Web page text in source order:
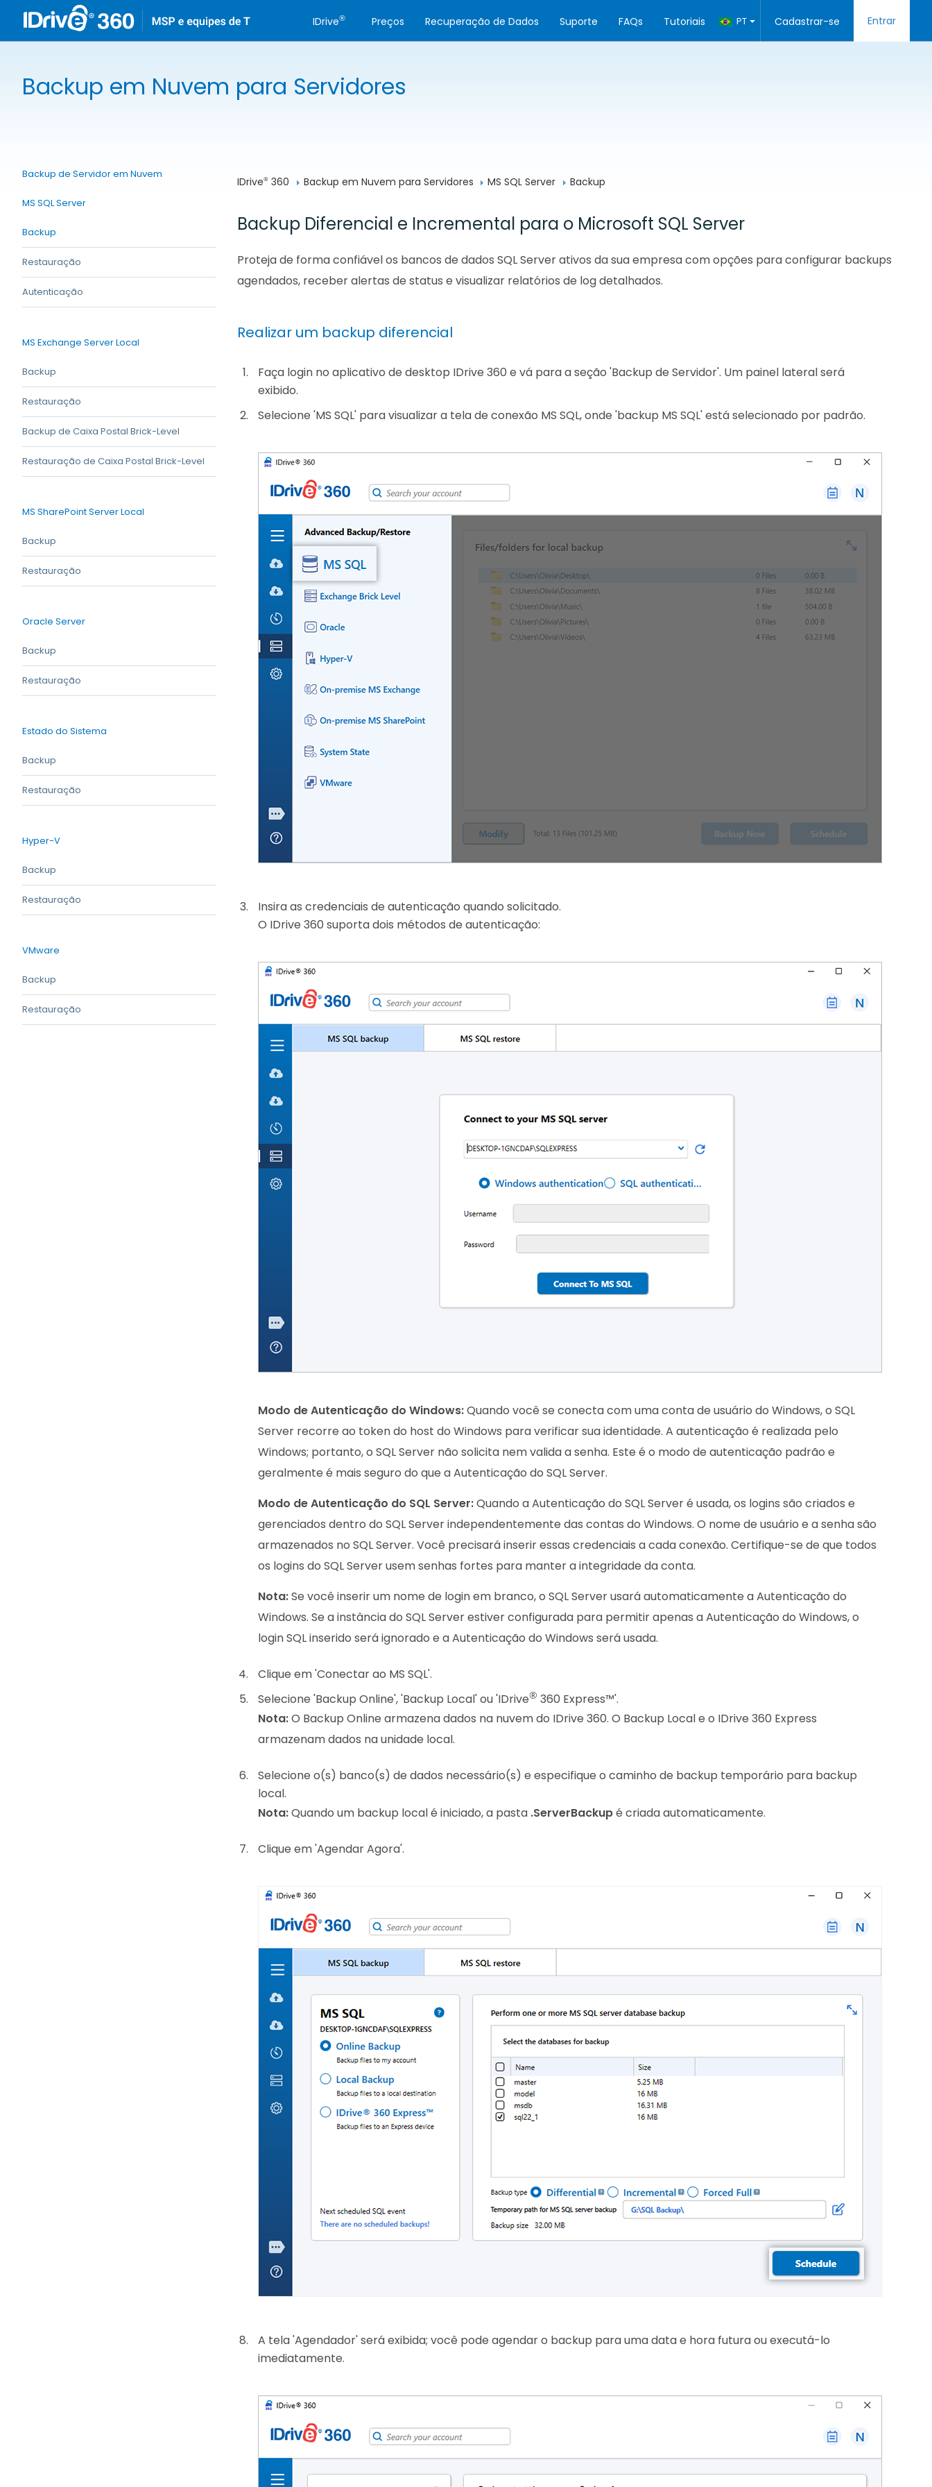
Cadastrar-se Entrar
PT
IDrive® Preços Recuperação de Dados Suporte FAQs Tutoriais
Backup em Nuvem para Servidores
Backup de Servidor em Nuvem
MS SQL Server
Backup
Restauração
Autenticação
MS Exchange Server Local
Backup
Restauração
Backup de Caixa Postal Brick-Level
Restauração de Caixa Postal Brick-Level
MS SharePoint Server Local
Backup
Restauração
Oracle Server
Backup
Restauração
Estado do Sistema
Backup
Restauração
Hyper-V
Backup
Restauração
VMware
Backup
Restauração
IDrive® 360 Backup em Nuvem para Servidores MS SQL Server Backup
Backup Diferencial e Incremental para o Microsoft SQL Server
Proteja de forma confiável os bancos de dados SQL Server ativos da sua empresa com opções para configurar backups
agendados, receber alertas de status e visualizar relatórios de log detalhados.
Realizar um backup diferencial
Faça login no aplicativo de desktop IDrive 360 e vá para a seção 'Backup de Servidor'. Um painel lateral será
exibido.
Selecione 'MS SQL' para visualizar a tela de conexão MS SQL, onde 'backup MS SQL' está selecionado por padrão.
Insira as credenciais de autenticação quando solicitado.
O IDrive 360 suporta dois métodos de autenticação:
Modo de Autenticação do Windows:Quando você se conecta com uma conta de usuário do Windows, o SQL
Server recorre ao token do host do Windows para verificar sua identidade. A autenticação é realizada pelo
Windows; portanto, o SQL Server não solicita nem valida a senha. Este é o modo de autenticação padrão e
geralmente é mais seguro do que a Autenticação do SQL Server.
Modo de Autenticação do SQL Server:Quando a Autenticação do SQL Server é usada, os logins são criados e
gerenciados dentro do SQL Server independentemente das contas do Windows. O nome de usuário e a senha são
armazenados no SQL Server. Você precisará inserir essas credenciais a cada conexão. Certifique-se de que todos
os logins do SQL Server usem senhas fortes para manter a integridade da conta.
Nota:Se você inserir um nome de login em branco, o SQL Server usará automaticamente a Autenticação do
Windows. Se a instância do SQL Server estiver configurada para permitir apenas a Autenticação do Windows, o
login SQL inserido será ignorado e a Autenticação do Windows será usada.
Clique em 'Conectar ao MS SQL'.
Selecione 'Backup Online', 'Backup Local' ou 'IDrive® 360 Express™'.
Nota:O Backup Online armazena dados na nuvem do IDrive 360. O Backup Local e o IDrive 360 Express
armazenam dados na unidade local.
Selecione o(s) banco(s) de dados necessário(s) e especifique o caminho de backup temporário para backup
local.
Nota:Quando um backup local é iniciado, a pasta .ServerBackupé criada automaticamente.
Clique em 'Agendar Agora'.
A tela 'Agendador' será exibida; você pode agendar o backup para uma data e hora futura ou executá-lo
imediatamente.